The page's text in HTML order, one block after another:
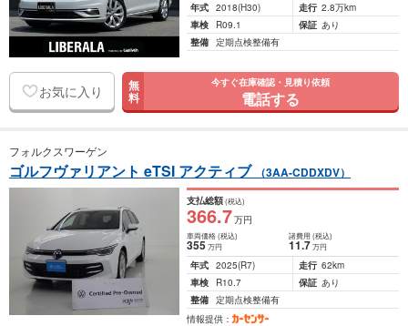
年式 2018(H30) 走行 2.8万km
車検
R09.1 保証 あり
整備 定期点検整備有
お気に入り 無
料
今すぐ在庫確認・見積り依頼
電話する
フォルクスワーゲン
ゴルフヴァリアント eTSI アクティブ （3AA-CDDXDV）
支払総額(税込)
366.7万円
車両価格(税込)
355万円
諸費用 (税込)
11.7 万円
年式 2025(R7) 走行 62km
車検
R10.7 保証 あり
整備 定期点検整備有
情報提供：